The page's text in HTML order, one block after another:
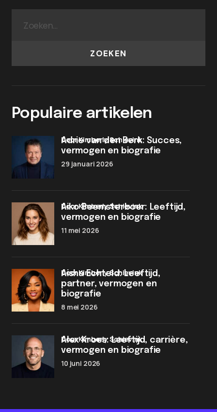
ZOEKEN
Populaire artikelen
Adrie van den Berk: Succes,
vermogen en biografie
door Kimberly Schievink
29 januari 2026
Aiko Beemsterboer: Leeftijd,
vermogen en biografie
door Kimberly Schievink
11 mei 2026
Aisha Echteld: Leeftijd,
partner, vermogen en
biografie
door Kimberly Schievink
8 mei 2026
Alex Kroes: Leeftijd, carrière,
vermogen en biografie
door Kimberly Schievink
10 juni 2026